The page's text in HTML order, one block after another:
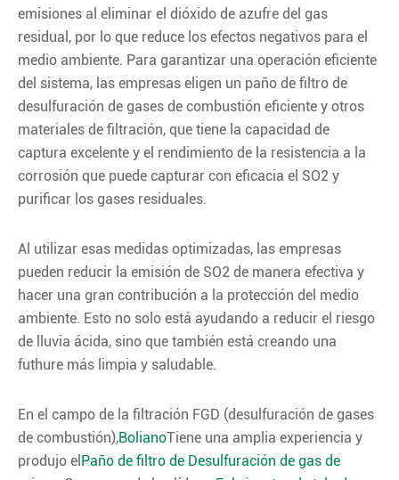
emisiones al eliminar el dióxido de azufre del gas
residual, por lo que reduce los efectos negativos para el
medio ambiente. Para garantizar una operación eficiente
del sistema, las empresas eligen un paño de filtro de
desulfuración de gases de combustión eficiente y otros
materiales de filtración, que tiene la capacidad de
captura excelente y el rendimiento de la resistencia a la
corrosión que puede capturar con eficacia el SO2 y
purificar los gases residuales.
Al utilizar esas medidas optimizadas, las empresas
pueden reducir la emisión de SO2 de manera efectiva y
hacer una gran contribución a la protección del medio
ambiente. Esto no solo está ayudando a reducir el riesgo
de lluvia ácida, sino que también está creando una
futhure más limpia y saludable.
En el campo de la filtración FGD (desulfuración de gases
de combustión),BolianoTiene una amplia experiencia y
produjo el Paño de filtro de Desulfuración de gas de